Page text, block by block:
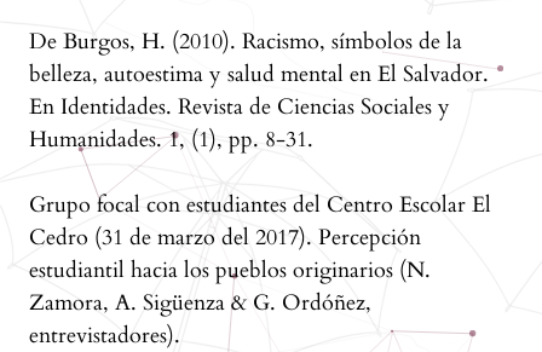
De Burgos, H. (2010). Racismo, símbolos de la
belleza, autoestima y salud mental en El Salvador.
En Identidades. Revista de Ciencias Sociales y
Humanidades. 1, (1), pp. 8-31.
Grupo focal con estudiantes del Centro Escolar El
Cedro (31 de marzo del 2017). Percepción
estudiantil hacia los pueblos originarios (N.
Zamora, A. Sigüenza & G. Ordóñez,
entrevistadores).